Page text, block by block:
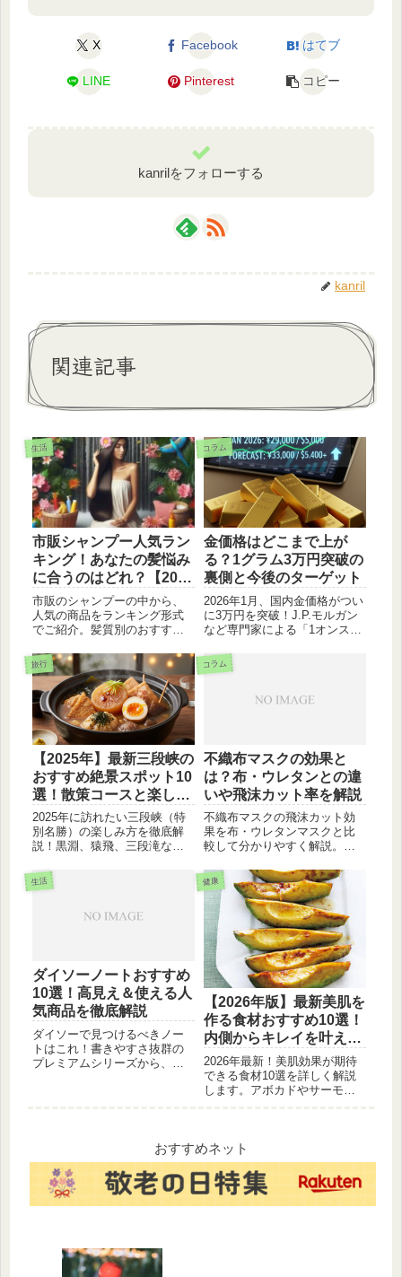
X Facebook はてブ
LINE Pinterest コピー
kanrilをフォローする
kanril
関連記事
生活
市販シャンプー人気ラン
キング！あなたの髪悩み
に合うのはどれ？【2024
年最新版】
市販のシャンプーの中から、
人気の商品をランキング形式
でご紹介。髪質別のおすすめ
す。乾燥髪、ダメージヘアな
ど、あなたの髪悩みに合った
シャンプーが見つかります。
コラム
金価格はどこまで上が
る？1グラム3万円突破の
裏側と今後のターゲット
2026年1月、国内金価格がつい
に3万円を突破！J.P.モルガン
など専門家による「1オンス
徹底解説。なぜ高騰は止まら
ないのか？今後の見通しと、
却のタイミングを詳しくお届
旅行
【2025年】最新三段峡の
おすすめ絶景スポット10
選！散策コースと楽しみ
方ガイド
2025年に訪れたい三段峡（特
別名勝）の楽しみ方を徹底解
説！黒淵、猿飛、三段滝な
おすすめスポット10選をご紹
介。初心者向けの人気散策コ
コラム
不織布マスクの効果と
は？布・ウレタンとの違
いや飛沫カット率を解説
不織布マスクの飛沫カット効
果を布・ウレタンマスクと比
較して分かりやすく解説。な
静電気フィルタの仕組みや理
化学研究所のデータを基にし
た性能差を紹介します。効果
を最大限に引き出す正しい着
け方や交換頻度についても確
認しましょう。
生活
ダイソーノートおすすめ
10選！高見え＆使える人
気商品を徹底解説
ダイソーで見つけるべきノー
トはこれ！書きやすさ抜群の
プレミアムシリーズから、お
健康
【2026年版】最新美肌を
作る食材おすすめ10選！
内側からキレイを叶える
最強の食べ物とは？
2026年最新！美肌効果が期待
できる食材10選を詳しく解説
します。アボカドやサーモン
事に取り入れて、内側から輝
く透明感のある肌を目指しま
しょう。
おすすめネット